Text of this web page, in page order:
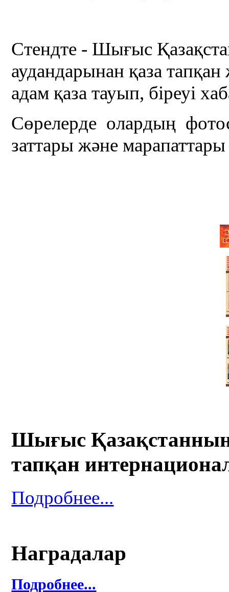
Стендте - Шығыс
аудандарынан қаза
адам қаза тауып, біреуі
Сөрелерде олардың
заттары және
Шығыс Қазақстанның
тапқан
Подробнее...
Наградалар
Подробнее...